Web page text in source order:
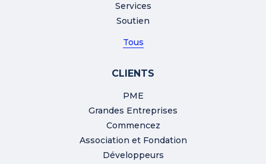
Services
Soutien
Tous
CLIENTS
PME
Grandes Entreprises
Commencez
Association et Fondation
Développeurs